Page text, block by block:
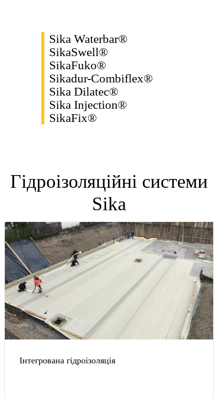
Sika Waterbar®
SikaSwell®
SikaFuko®
Sikadur-Combiflex®
Sika Dilatec®
Sika Injection®
SikaFix®
Гідроізоляційні системи
Sika
Інтегрована гідроізоляція